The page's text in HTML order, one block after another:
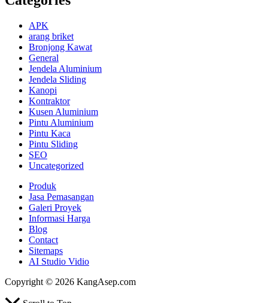
APK
arang briket
Bronjong Kawat
General
Jendela Aluminium
Jendela Sliding
Kanopi
Kontraktor
Kusen Aluminium
Pintu Aluminium
Pintu Kaca
Pintu Sliding
SEO
Uncategorized
Produk
Jasa Pemasangan
Galeri Proyek
Informasi Harga
Blog
Contact
Sitemaps
AI Studio Vidio
Copyright © 2026 KangAsep.com